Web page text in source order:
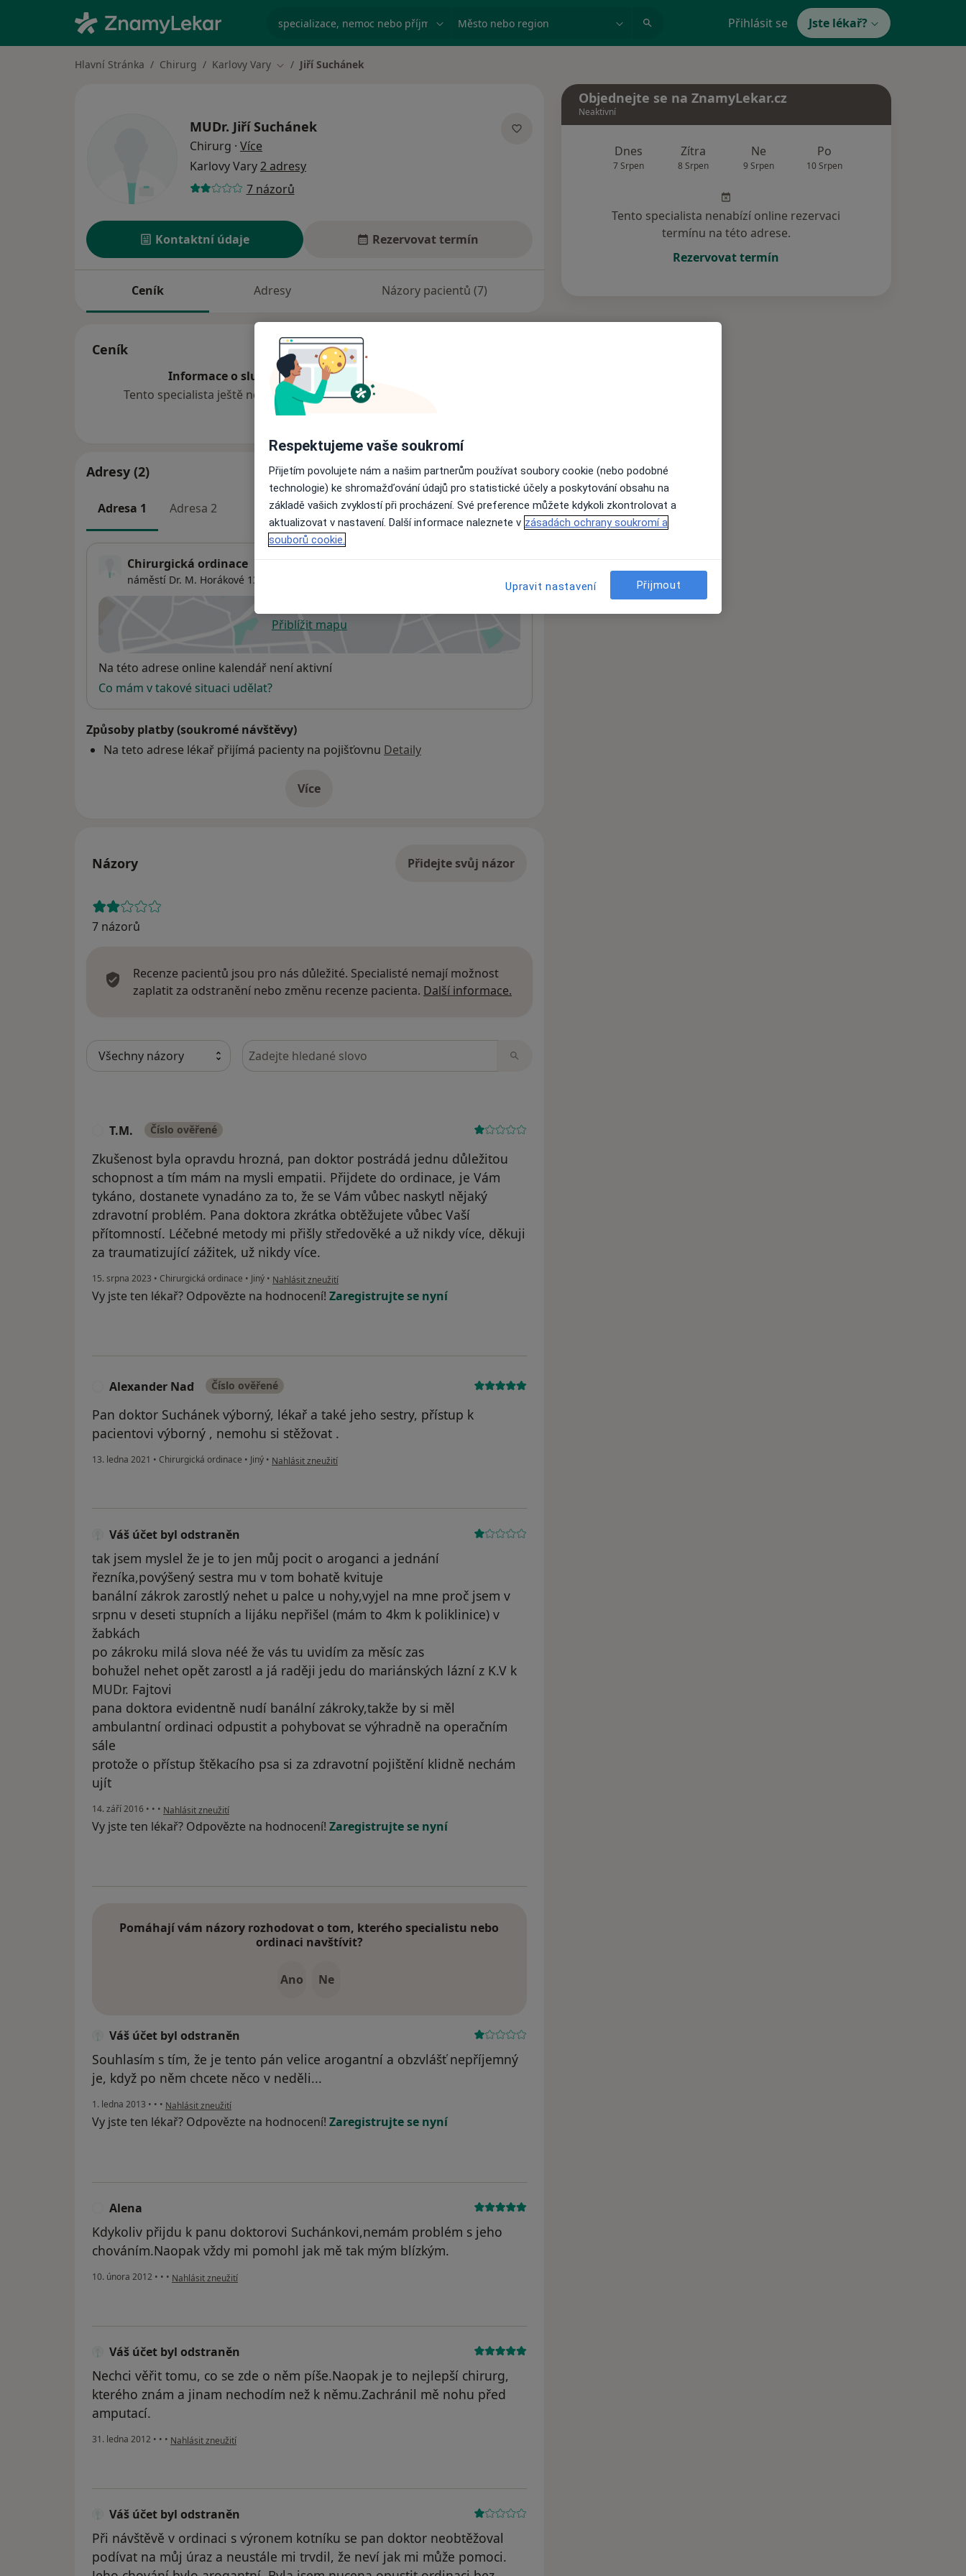
specializace, nemoc nebo příjmení Město nebo region Přihlásit se Jste lékař?
Hlavní Stránka Chirurg Karlovy Vary Změna města
Jiří Suchánek
MUDr. Jiří Suchánek
Chirurg · Více
Karlovy Vary2 adresy
7 názorů
Kontaktní údaje Rezervovat termín
Ceník Adresy Názory pacientů (7)
Ceník
Informace o službách a cenách nejsou k dispozici
Tento specialista ještě nepřidával žádné informace o svých službách.
Adresy (2)
Adresa 1 Adresa 2
Chirurgická ordinace
náměstí Dr. M. Horákové 1313/8,
Přiblížit mapuse otevře v nové záložce
Dostupnost
Na této adrese online kalendář není aktivní
Co mám v takové situaci udělat?
Způsoby platby (soukromé návštěvy)
Na teto adrese lékař přijímá pacienty na pojišťovnu Detaily
Víceo adrese
Názory Přidejte svůj názor
7 názorů
Recenze pacientů jsou pro nás důležité. Specialisté nemají možnost
zaplatit za odstranění nebo změnu recenze pacienta. Další informace.
Hledejte v názorech
T.M. Číslo ověřené
Zkušenost byla opravdu hrozná, pan doktor postrádá jednu důležitou
schopnost a tím mám na mysli empatii. Přijdete do ordinace, je Vám
tykáno, dostanete vynadáno za to, že se Vám vůbec naskytl nějaký
zdravotní problém. Pana doktora zkrátka obtěžujete vůbec Vaší
přítomností. Léčebné metody mi přišly středověké a už nikdy více, děkuji
za traumatizující zážitek, už nikdy více.
15. srpna 2023 • Chirurgická ordinace • Jiný • podle názoru uživatele T.M.
Nahlásit zneužití
Vy jste ten lékař? Odpovězte na hodnocení! Zaregistrujte se nyní
Alexander Naď Číslo ověřené
Pan doktor Suchánek výborný, lékař a také jeho sestry, přístup k
pacientovi výborný , nemohu si stěžovat .
13. ledna 2021 • Chirurgická ordinace • Jiný • podle názoru uživatele Alexander Naď
Nahlásit zneužití
Váš účet byl odstraněn
tak jsem myslel že je to jen můj pocit o aroganci a jednání
řezníka,povýšený sestra mu v tom bohatě kvituje
banální zákrok zarostlý nehet u palce u nohy,vyjel na mne proč jsem v
srpnu v deseti stupních a lijáku nepřišel (mám to 4km k poliklinice) v
žabkách
po zákroku milá slova néé že vás tu uvidím za měsíc zas
bohužel nehet opět zarostl a já raději jedu do mariánských lázní z K.V k
MUDr. Fajtovi
pana doktora evidentně nudí banální zákroky,takže by si měl
ambulantní ordinaci odpustit a pohybovat se výhradně na operačním
sále
protože o přístup štěkacího psa si za zdravotní pojištění klidně nechám
ujít
14. září 2016 • • • podle názoru uživatele Váš účet byl odstraněn
Nahlásit zneužití
Vy jste ten lékař? Odpovězte na hodnocení! Zaregistrujte se nyní
Pomáhají vám názory rozhodovat o tom, kterého specialistu nebo
ordinaci navštívit?
Ano Ne
Váš účet byl odstraněn
Souhlasím s tím, že je tento pán velice arogantní a obzvlášť nepříjemný
je, když po něm chcete něco v neděli...
1. ledna 2013 • • • podle názoru uživatele Váš účet byl odstraněn
Nahlásit zneužití
Vy jste ten lékař? Odpovězte na hodnocení! Zaregistrujte se nyní
Alena
Kdykoliv přijdu k panu doktorovi Suchánkovi,nemám problém s jeho
chováním.Naopak vždy mi pomohl jak mě tak mým blízkým.
10. února 2012 • • • podle názoru uživatele Alena
Nahlásit zneužití
Váš účet byl odstraněn
Nechci věřit tomu, co se zde o něm píše.Naopak je to nejlepší chirurg,
kterého znám a jinam nechodím než k němu.Zachránil mě nohu před
amputací.
31. ledna 2012 • • • podle názoru uživatele Váš účet byl odstraněn
Nahlásit zneužití
Váš účet byl odstraněn
Při návštěvě v ordinaci s výronem kotníku se pan doktor neobtěžoval
podívat na můj úraz a neustále mi trvdil, že neví jak mi může pomoci.
Objednejte se na ZnamyLekar.cz
Neaktivní
Dnes
7 Srpen
Zítra
8 Srpen
Ne
9 Srpen
Po
10 Srpen
Tento specialista nenabízí online rezervaci
termínu na této adrese.
Rezervovat termín
Respektujeme vaše soukromí
Přijetím povolujete nám a našim partnerům používat soubory cookie (nebo podobné
technologie) ke shromažďování údajů pro statistické účely a poskytování obsahu na
základě vašich zvyklostí při procházení. Své preference můžete kdykoli zkontrolovat a
aktualizovat v nastavení. Další informace naleznete v zásadách ochrany soukromí a
souborů cookie.
Upravit nastavení Přijmout